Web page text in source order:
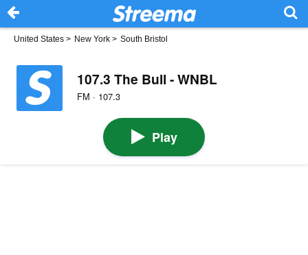
United States > New York > South Bristol
107.3 The Bull - WNBL
FM · 107.3
Play